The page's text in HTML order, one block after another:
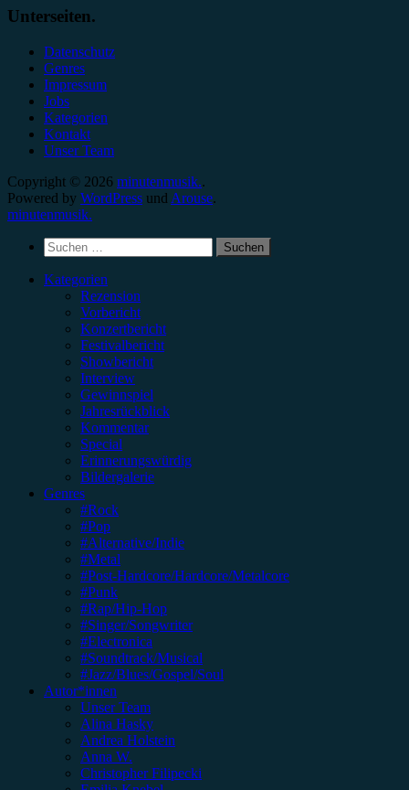
Unterseiten.
Datenschutz
Genres
Impressum
Jobs
Kategorien
Kontakt
Unser Team
Copyright © 2026 minutenmusik..
Powered by WordPress und Arouse.
minutenmusik.
Suchen
nach:
Kategorien
Rezension
Vorbericht
Konzertbericht
Festivalbericht
Showbericht
Interview
Gewinnspiel
Jahresrückblick
Kommentar
Special
Erinnerungswürdig
Bildergalerie
Genres
#Rock
#Pop
#Alternative/Indie
#Metal
#Post-Hardcore/Hardcore/Metalcore
#Punk
#Rap/Hip-Hop
#Singer/Songwriter
#Electronica
#Soundtrack/Musical
#Jazz/Blues/Gospel/Soul
Autor*innen
Unser Team
Alina Hasky
Andrea Holstein
Anna W.
Christopher Filipecki